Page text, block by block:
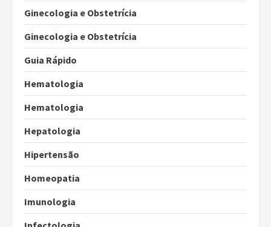
Ginecologia e Obstetrícia
Ginecologia e Obstetrícia
Guia Rápido
Hematologia
Hematologia
Hepatologia
Hipertensão
Homeopatia
Imunologia